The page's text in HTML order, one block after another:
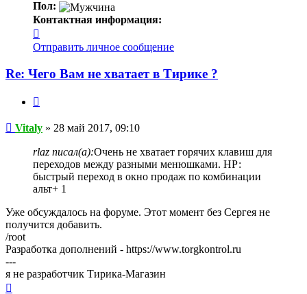
Пол:
Контактная информация:
информация
пользователя
Vitaly
Отправить личное сообщение
Re: Чего Вам не хватает в Тирике ?
Сообщение
Vitaly » 28 май 2017, 09:10
rlaz писал(а):Очень не хватает горячих клавиш для
переходов между разными менюшками. НР:
быстрый переход в окно продаж по комбинации
альт+ 1
Уже обсуждалось на форуме. Этот момент без Сергея не
получится добавить.
/root
Разработка дополнений - https://www.torgkontrol.ru
---
я не разработчик Тирика-Магазин